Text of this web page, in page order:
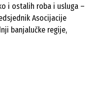
i ostalih roba i usluga –
Asocijacije
banjalučke regije,